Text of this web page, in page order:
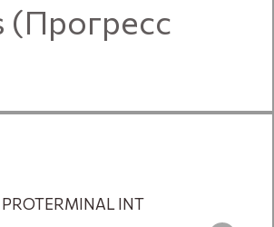
PROTERMINAL INT